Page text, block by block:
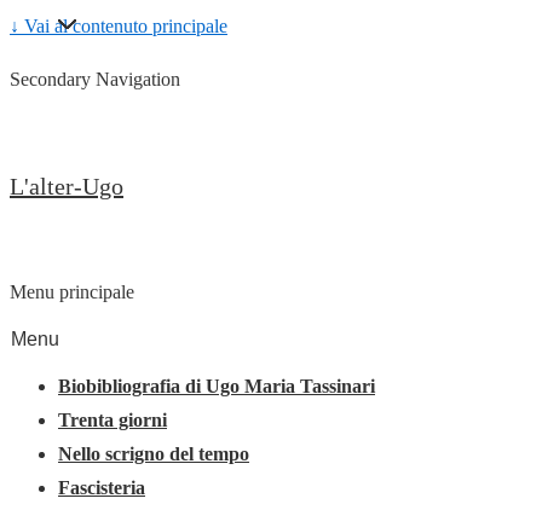
↓ Vai al contenuto principale
Secondary Navigation
L'alter-Ugo
Menu principale
Menu
Biobibliografia di Ugo Maria Tassinari
Trenta giorni
Nello scrigno del tempo
Fascisteria